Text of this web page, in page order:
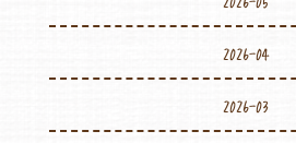
2026-04
2026-03